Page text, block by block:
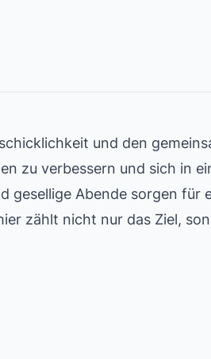
und den
zu verbessern und sich in
gesellige Abende sorgen für
zählt nicht nur das Ziel,